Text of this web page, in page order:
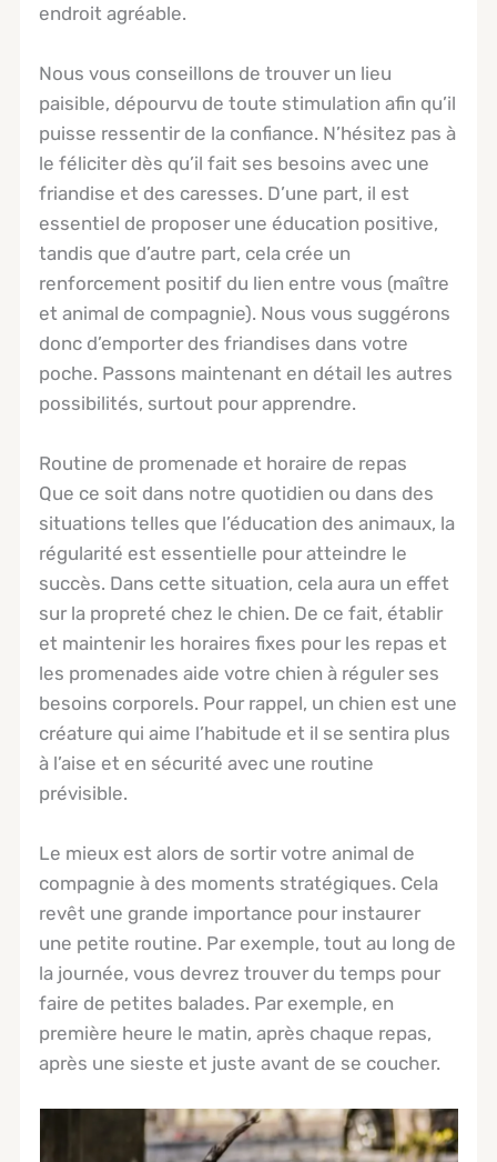
endroit agréable.
Nous vous conseillons de trouver un lieu
paisible, dépourvu de toute stimulation afin qu’il
puisse ressentir de la confiance. N’hésitez pas à
le féliciter dès qu’il fait ses besoins avec une
friandise et des caresses. D’une part, il est
essentiel de proposer une éducation positive,
tandis que d’autre part, cela crée un
renforcement positif du lien entre vous (maître
et animal de compagnie). Nous vous suggérons
donc d’emporter des friandises dans votre
poche. Passons maintenant en détail les autres
possibilités, surtout pour apprendre.
Routine de promenade et horaire de repas
Que ce soit dans notre quotidien ou dans des
situations telles que l’éducation des animaux, la
régularité est essentielle pour atteindre le
succès. Dans cette situation, cela aura un effet
sur la propreté chez le chien. De ce fait, établir
et maintenir les horaires fixes pour les repas et
les promenades aide votre chien à réguler ses
besoins corporels. Pour rappel, un chien est une
créature qui aime l’habitude et il se sentira plus
à l’aise et en sécurité avec une routine
prévisible.
Le mieux est alors de sortir votre animal de
compagnie à des moments stratégiques. Cela
revêt une grande importance pour instaurer
une petite routine. Par exemple, tout au long de
la journée, vous devrez trouver du temps pour
faire de petites balades. Par exemple, en
première heure le matin, après chaque repas,
après une sieste et juste avant de se coucher.